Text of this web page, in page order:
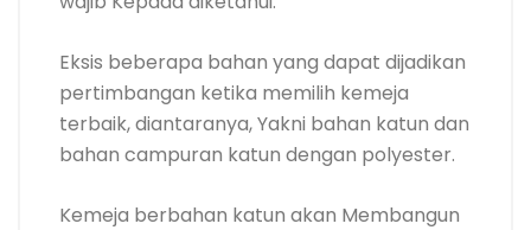
Eksis beberapa bahan yang dapat dijadikan
pertimbangan ketika memilih kemeja
terbaik, diantaranya, Yakni bahan katun dan
bahan campuran katun dengan polyester.
Kemeja berbahan katun akan Membangun